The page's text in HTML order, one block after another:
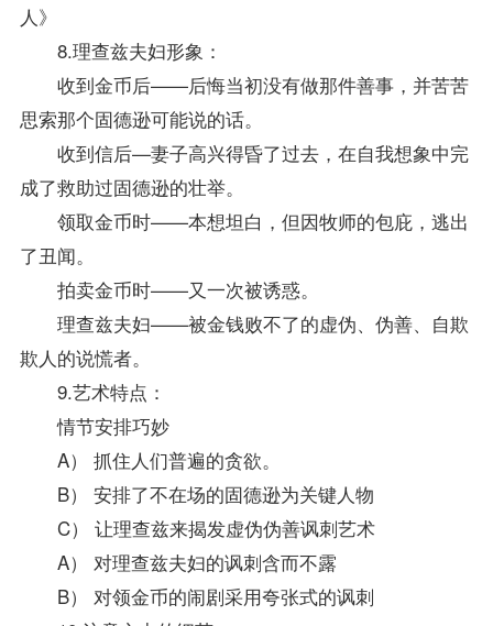
人》
8.理查兹夫妇形象：
收到金币后——后悔当初没有做那件善事，并苦苦
思索那个固德逊可能说的话。
收到信后—妻子高兴得昏了过去，在自我想象中完
成了救助过固德逊的壮举。
领取金币时——本想坦白，但因牧师的包庇，逃出
了丑闻。
拍卖金币时——又一次被诱惑。
理查兹夫妇——被金钱败不了的虚伪、伪善、自欺
欺人的说慌者。
9.艺术特点：
情节安排巧妙
A） 抓住人们普遍的贪欲。
B） 安排了不在场的固德逊为关键人物
C） 让理查兹来揭发虚伪伪善讽刺艺术
A） 对理查兹夫妇的讽刺含而不露
B） 对领金币的闹剧采用夸张式的讽刺